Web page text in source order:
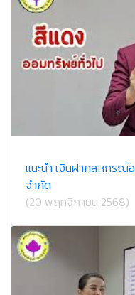
แนะนำ เงินฝากสหกรณ์
จำกัด
(20 พฤศจิกายน 2568)